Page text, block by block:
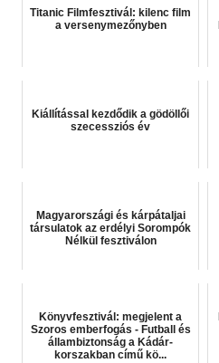
Titanic Filmfesztivál: kilenc film
a versenymezőnyben
Kiállítással kezdődik a gödöllői
szecessziós év
Magyarországi és kárpátaljai
társulatok az erdélyi Sorompók
Nélkül fesztiválon
Könyvfesztivál: megjelent a
Szoros emberfogás - Futball és
állambiztonság a Kádár-
korszakban című kö...